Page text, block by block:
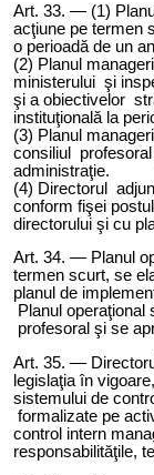
Art. 33. — (1)
acţiune pe termen
o perioadă de un
(2) Planul
ministerului şi
şi a obiectivelor
instituţională la
(3) Planul
consiliul
administraţie.
(4) Directorul
conform fişei
directorului şi cu
Art. 34. — Planul
termen scurt, se
planul de
Planul operaţional
profesoral şi se
Art. 35. —
legislaţia în
sistemului de
formalizate pe
control intern
responsabilităţile,